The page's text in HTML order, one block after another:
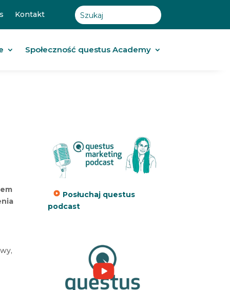
Kontakt
Społeczność questus Academy
Posłuchaj questus
podcast